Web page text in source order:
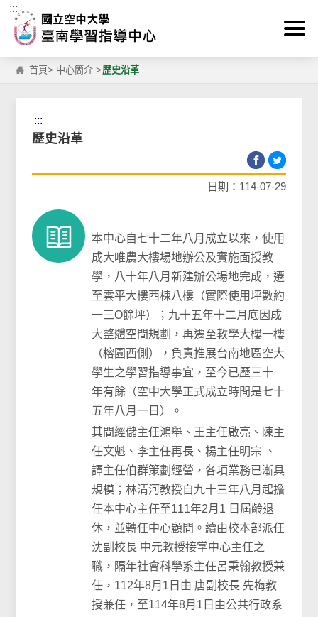
跳到主要內容區塊
:::
首頁> 中心簡介 > 歷史沿革
:::
歷史沿革
日期：114-07-29
本中心自七十二年八月成立以來，使用
成大唯農大樓場地辦公及實施面授教
學，八十年八月新建辦公場地完成，遷
至雲平大樓西棟八樓（實際使用坪數約
一三Ο餘坪）；九十五年十二月底因成
大整體空間規劃，再遷至教學大樓一樓
（榕園西側），負責推展台南地區空大
學生之學習指導事宜，至今已歷三十
年有餘（空中大學正式成立時間是七十
五年八月一日）。
其間經儲主任鴻舉、王主任啟亮、陳主
任文魁、李主任再長、楊主任明宗 、
譚主任伯群策劃經營，各項業務已漸具
規模；林清河教授自九十三年八月起擔
任本中心主任至111年2月1 日屆齡退
休，並轉任中心顧問。續由校本部派任
沈副校長 中元教授接掌中心主任之
職，隔年社會科學系主任呂秉翰教授兼
任，112年8月1日由 唐副校長 先梅教
授兼任，至114年8月1日由公共行政系